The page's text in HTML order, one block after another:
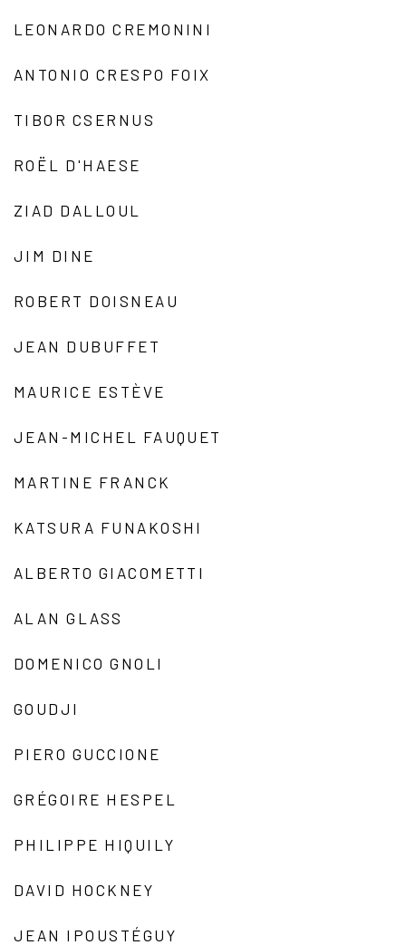
LEONARDO CREMONINI
ANTONIO CRESPO FOIX
TIBOR CSERNUS
ROËL D'HAESE
ZIAD DALLOUL
JIM DINE
ROBERT DOISNEAU
JEAN DUBUFFET
MAURICE ESTÈVE
JEAN-MICHEL FAUQUET
MARTINE FRANCK
KATSURA FUNAKOSHI
ALBERTO GIACOMETTI
ALAN GLASS
DOMENICO GNOLI
GOUDJI
PIERO GUCCIONE
GRÉGOIRE HESPEL
PHILIPPE HIQUILY
DAVID HOCKNEY
JEAN IPOUSTÉGUY